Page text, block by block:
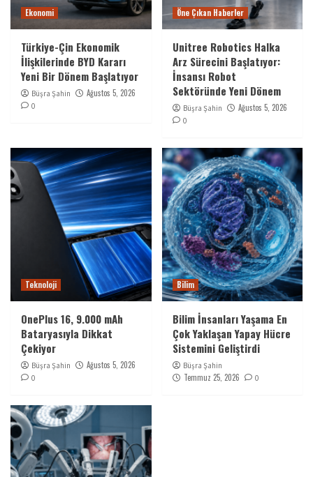
Ekonomi
Türkiye-Çin Ekonomik
İlişkilerinde BYD Kararı
Yeni Bir Dönem Başlatıyor
Büşra Şahin Ağustos 5, 2026
0
Öne Çıkan Haberler
Unitree Robotics Halka
Arz Sürecini Başlatıyor:
İnsansı Robot
Sektöründe Yeni Dönem
Büşra Şahin Ağustos 5, 2026
0
Teknoloji
OnePlus 16, 9.000 mAh
Bataryasıyla Dikkat
Çekiyor
Büşra Şahin Ağustos 5, 2026
0
Bilim
Bilim İnsanları Yaşama En
Çok Yaklaşan Yapay Hücre
Sistemini Geliştirdi
Büşra Şahin
Temmuz 25, 2026 0